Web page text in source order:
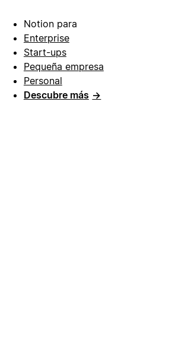
Notion para
Enterprise
Start-ups
Pequeña empresa
Personal
Descubre más →